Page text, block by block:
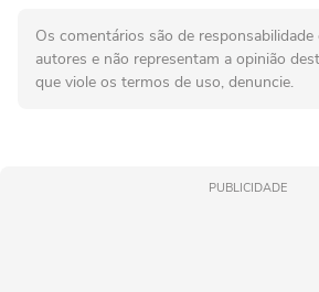
Os comentários são de responsabilidade
autores e não representam a opinião
que viole os termos de uso, denuncie.
PUBLICIDADE